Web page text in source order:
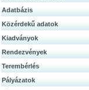
Adatbázis
Közérdek­ű adatok
Kiadványok
Rendezvények
Terembérlés
Pályázatok